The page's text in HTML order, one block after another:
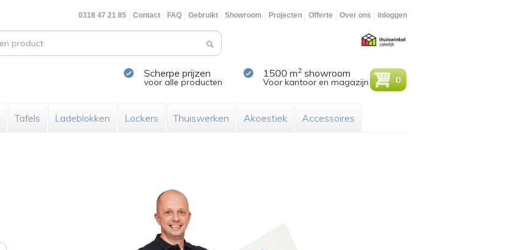
0318 47 21 85 Contact FAQ Gebruikt Showroom Projecten Offerte Over ons Inloggen
Scherpe prijzen
voor alle producten
1500 m2 showroom
Voor kantoor en magazijn 0
Tafels Ladeblokken Lockers Thuiswerken Akoestiek Accessoires